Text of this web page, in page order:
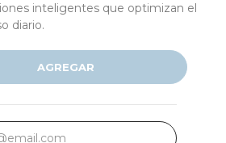
inteligentes que optimizan el
diario.
AGREGAR